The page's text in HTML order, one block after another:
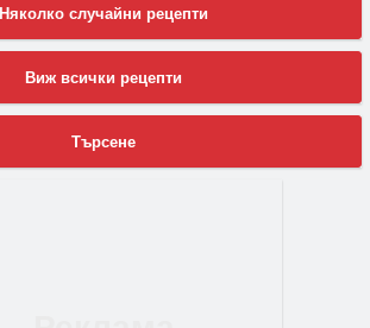
Няколко случайни рецепти
Виж всички рецепти
Търсене